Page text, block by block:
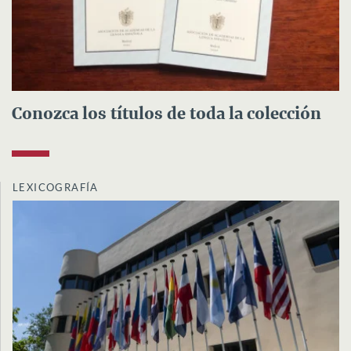
Conozca los títulos de toda la colección
LEXICOGRAFÍA